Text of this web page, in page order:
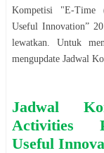
Kompetisi
"E-Time
Useful Innovation”
lewatkan. Untuk
mengupdate Jadwal
Jadwal
Activities
Useful